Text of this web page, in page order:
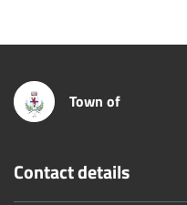
Town of
Contact details